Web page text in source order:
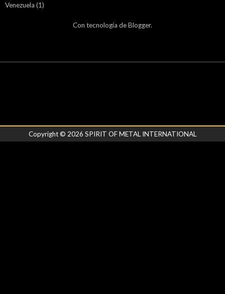
Venezuela (1)
Con tecnología deBlogger.
Copyright © 2026 SPIRIT OF METAL INTERNATIONAL